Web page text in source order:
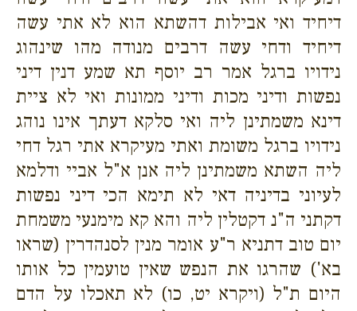
דיחיד ואי אבילות דהשתא הוא לא אתי עשה
דיחיד ודחי עשה דרבים מנודה מהו שינהוג
נידויו ברגל אמר רב יוסף תא שמע דנין דיני
נפשות ודיני מכות ודיני ממונות ואי לא ציית
דינא משמתינן ליה ואי סלקא דעתך אינו נוהג
נידויו ברגל משומת ואתי מעיקרא אתי רגל דחי
ליה השתא משמתינן ליה אנן א"ל אביי ודלמא
לעיוני בדיניה דאי לא תימא הכי דיני נפשות
דקתני ה"נ דקטלין ליה והא קא מימנעי משמחת
יום טוב דתניא ר"ע אומר מנין לסנהדרין (שראו
בא') שהרגו את הנפש שאין טועמין כל אותו
היום ת"ל (ויקרא יט, כו) לא תאכלו על הדם